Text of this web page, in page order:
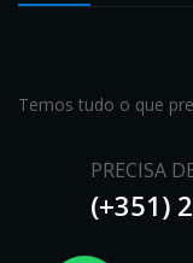
Temos tudo o que
PRECISA
(+351)